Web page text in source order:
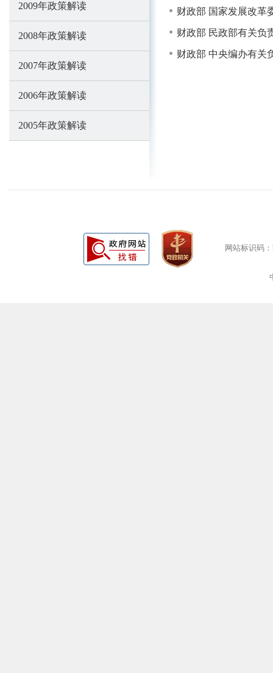
2009年政策解读
2008年政策解读
2007年政策解读
2006年政策解读
2005年政策解读
财政部 国家发展改革
财政部 民政部有关负
财政部 中央编办有关
网站标识码